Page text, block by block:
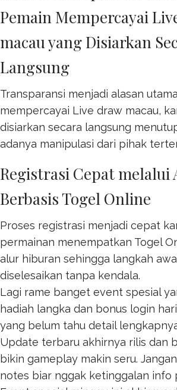
Pemain Mempercayai
macau yang Disiarkan
Langsung
Transparansi menjadi alasan
mempercayai Live draw macau,
disiarkan secara langsung
adanya manipulasi dari pihak
Registrasi Cepat
Berbasis Togel Online
Proses registrasi menjadi cepat
permainan menempatkan Togel
alur hiburan sehingga langkah
diselesaikan tanpa kendala.
Lagi rame banget event spesial
hadiah langka dan bonus login
yang belum tahu detail
Update terbaru akhirnya rilis dan
bikin gameplay makin seru.
notes biar nggak ketinggalan info